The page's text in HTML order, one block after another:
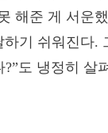
해준 게 서운
기 쉬워진다.
도 냉정히 살